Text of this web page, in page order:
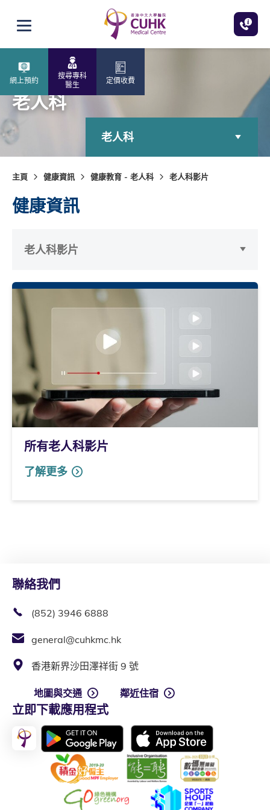
打開選單
網上預約
搜尋專科
醫生
定價收費
老人科
老人科
主頁 健康資訊 健康教育 - 老人科 老人科影片
健康資訊
老人科影片
所有老人科影片
了解更多
聯絡我們
(852) 3946 6888
general@cuhkmc.hk
香港新界沙田澤祥街 9 號
地圖與交通 鄰近住宿
立即下載應用程式